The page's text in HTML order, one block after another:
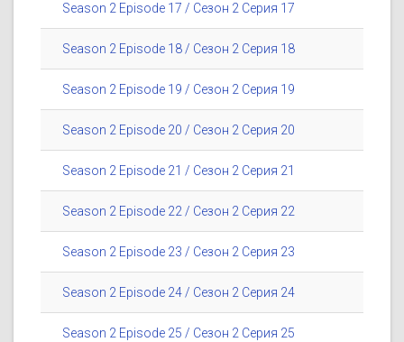
Season 2 Episode 17 / Сезон 2 Серия 17
Season 2 Episode 18 / Сезон 2 Серия 18
Season 2 Episode 19 / Сезон 2 Серия 19
Season 2 Episode 20 / Сезон 2 Серия 20
Season 2 Episode 21 / Сезон 2 Серия 21
Season 2 Episode 22 / Сезон 2 Серия 22
Season 2 Episode 23 / Сезон 2 Серия 23
Season 2 Episode 24 / Сезон 2 Серия 24
Season 2 Episode 25 / Сезон 2 Серия 25